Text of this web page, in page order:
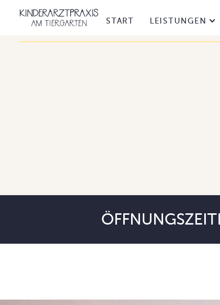
START LEISTUNGEN